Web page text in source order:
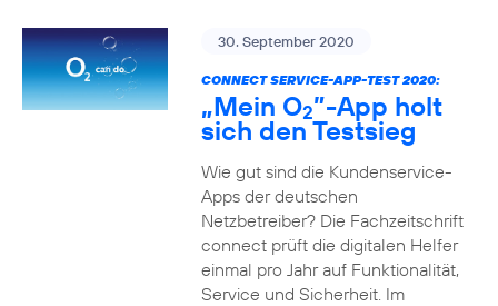
30. September 2020
CONNECT SERVICE-APP-TEST 2020:
„Mein O2”-App holt
sich den Testsieg
Wie gut sind die Kundenservice-
Apps der deutschen
Netzbetreiber? Die Fachzeitschrift
connect prüft die digitalen Helfer
einmal pro Jahr auf Funktionalität,
Service und Sicherheit. Im